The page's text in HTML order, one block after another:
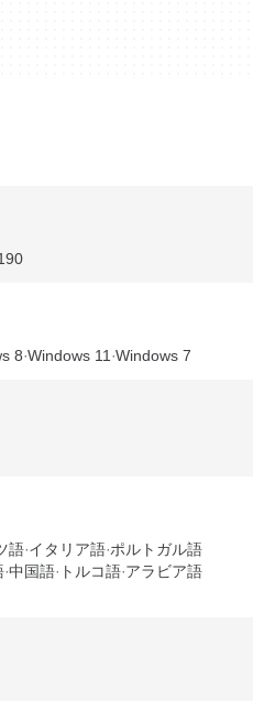
8 Windows 11 Windows 7
語 イタリア語 ポルトガル語
中国語 トルコ語 アラビア語